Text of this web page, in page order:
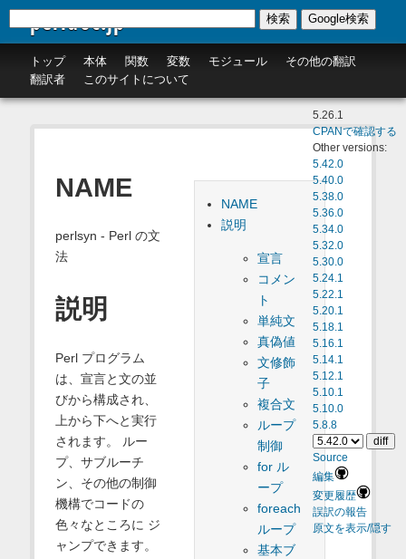
perldoc.jp
トップ 本体 関数 変数 モジュール
その他の翻訳
翻訳者
このサイトについて
検索 Google検索
5.26.1
CPANで確認する
Other versions:
5.42.0
5.40.0
5.38.0
5.36.0
5.34.0
5.32.0
5.30.0
5.24.1
5.22.1
5.20.1
5.18.1
5.16.1
5.14.1
5.12.1
5.10.1
5.10.0
5.8.8
Source
編集
変更履歴
誤訳の報告
原文を表示/隠す
NAME
説明
宣言
コメン
ト
単純文
真偽値
文修飾
子
複合文
ループ
制御
for ル
ープ
foreach
ループ
基本ブ
NAME
perlsyn - Perl の文
法
説明
Perl プログラム
は、宣言と文の並
びから構成され、
上から下へと実行
されます。 ルー
プ、サブルーチ
ン、その他の制御
機構でコードの
色々なところに ジ
ャンプできます。